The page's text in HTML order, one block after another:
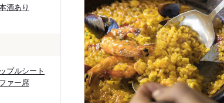
酒あり
プルシート
ァー席